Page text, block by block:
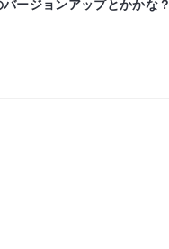
ージョンアップとかかな？